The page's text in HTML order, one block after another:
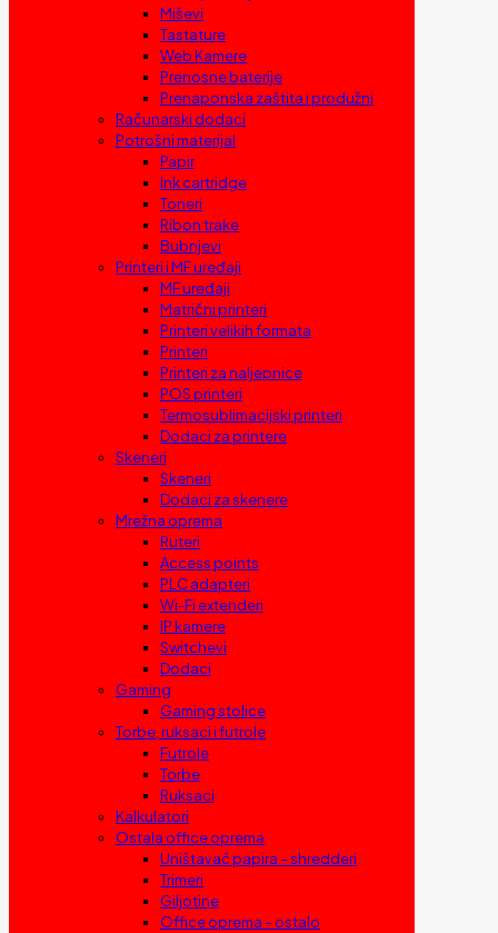
Miševi
Tastature
Web Kamere
Prenosne baterije
Prenaponska zaštita i produžni
Računarski dodaci
Potrošni materijal
Papir
Ink cartridge
Toneri
Ribon trake
Bubnjevi
Printeri i MF uređaji
MF uređaji
Matrični printeri
Printeri velikih formata
Printeri
Printeri za naljepnice
POS printeri
Termosublimacijski printeri
Dodaci za printere
Skeneri
Skeneri
Dodaci za skenere
Mrežna oprema
Ruteri
Access points
PLC adapteri
Wi-Fi extenderi
IP kamere
Switchevi
Dodaci
Gaming
Gaming stolice
Torbe, ruksaci i futrole
Futrole
Torbe
Ruksaci
Kalkulatori
Ostala office oprema
Uništavač papira – shredderi
Trimeri
Giljotine
Office oprema – ostalo